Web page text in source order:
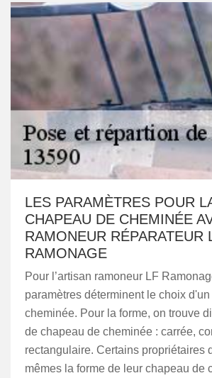
LES PARAMÈTRES POUR
CHAPEAU DE CHEMINÉE
RAMONEUR RÉPARATEUR
RAMONAGE
Pour l’artisan ramoneur LF
paramètres déterminent le choix
cheminée. Pour la forme, on trouve
de chapeau de cheminée : carrée,
rectangulaire. Certains propriétaires
mêmes la forme de leur chapeau de